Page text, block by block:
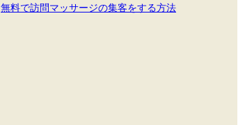
無料で訪問マッサージの集客をする方法